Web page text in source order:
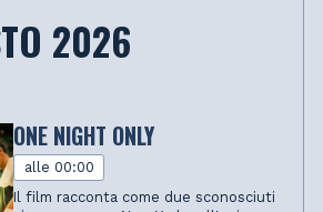
2026
ONE NIGHT ONLY
alle 00:00
Il film racconta come due sconosciuti